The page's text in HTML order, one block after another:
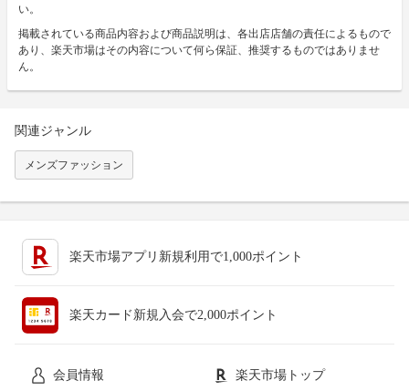
い。
掲載されている商品内容および商品説明は、各出店店舗の責任によるもので
あり、楽天市場はその内容について何ら保証、推奨するものではありませ
ん。
関連ジャンル
メンズファッション
楽天市場アプリ新規利用で1,000ポイント
楽天カード新規入会で2,000ポイント
会員情報 楽天市場トップ